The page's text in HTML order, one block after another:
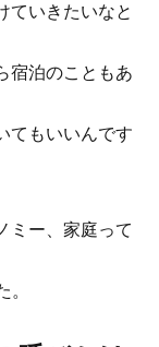
ていきたいなと
宿泊のこともあ
てもいいんです
ミー、家庭って